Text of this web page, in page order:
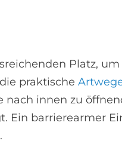
Platz,
praktische
innen zu
Ein barrierearmer